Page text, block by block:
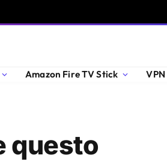
Amazon Fire TV Stick VPN
questo